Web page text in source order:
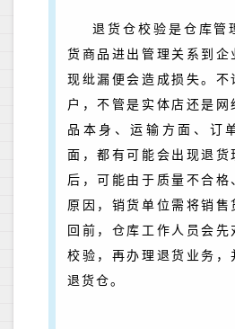
退货仓校验是仓库管
货商品进出管理关系到企
现纰漏便会造成损失。不
户，不管是实体店还是网
品本身、运输方面、订
面，都有可能会出现退货
后，可能由于质量不合格
原因，销货单位需将销售
回前，仓库工作人员会
校验，再办理退货业务，
退货仓。